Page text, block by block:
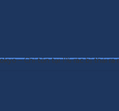
– Chỉ tồn tại 1% rác bị thải